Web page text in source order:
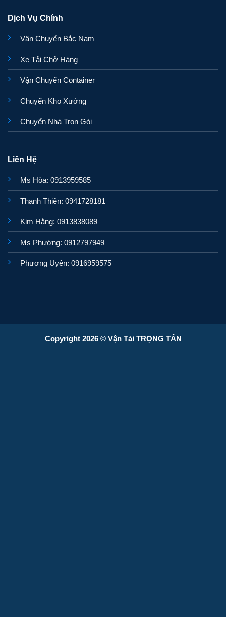
Dịch Vụ Chính
Vận Chuyển Bắc Nam
Xe Tải Chở Hàng
Vận Chuyển Container
Chuyển Kho Xưởng
Chuyển Nhà Trọn Gói
Liên Hệ
Ms Hòa: 0913959585
Thanh Thiên: 0941728181
Kim Hằng: 0913838089
Ms Phường: 0912797949
Phương Uyên: 0916959575
Copyright 2026 © Vận Tải TRỌNG TẤN